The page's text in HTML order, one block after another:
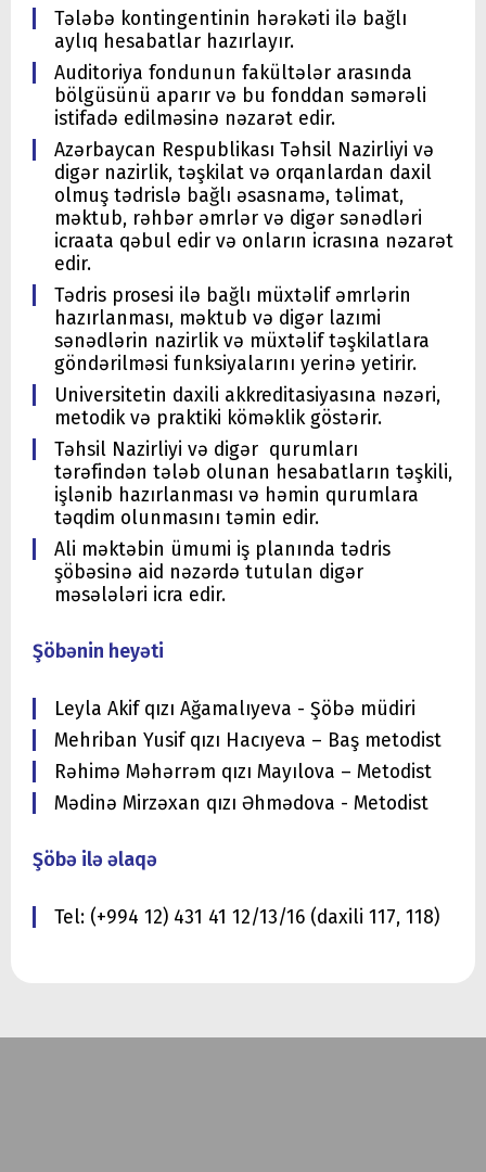
Tələbə kontingentinin hərəkəti ilə bağlı
aylıq hesabatlar hazırlayır.
Auditoriya fondunun fakültələr arasında
bölgüsünü aparır və bu fonddan səmərəli
istifadə edilməsinə nəzarət edir.
Azərbaycan Respublikası Təhsil Nazirliyi və
digər nazirlik, təşkilat və orqanlardan daxil
olmuş tədrislə bağlı əsasnamə, təlimat,
məktub, rəhbər əmrlər və digər sənədləri
icraata qəbul edir və onların icrasına nəzarət
edir.
Tədris prosesi ilə bağlı müxtəlif əmrlərin
hazırlanması, məktub və digər lazımi
sənədlərin nazirlik və müxtəlif təşkilatlara
göndərilməsi funksiyalarını yerinə yetirir.
Universitetin daxili akkreditasiyasına nəzəri,
metodik və praktiki köməklik göstərir.
Təhsil Nazirliyi və digər qurumları
tərəfindən tələb olunan hesabatların təşkili,
işlənib hazırlanması və həmin qurumlara
təqdim olunmasını təmin edir.
Ali məktəbin ümumi iş planında tədris
şöbəsinə aid nəzərdə tutulan digər
məsələləri icra edir.
Şöbənin heyəti
Leyla Akif qızı Ağamalıyeva - Şöbə müdiri
Mehriban Yusif qızı Hacıyeva – Baş metodist
Rəhimə Məhərrəm qızı Mayılova – Metodist
Mədinə Mirzəxan qızı Əhmədova - Metodist
Şöbə ilə əlaqə
Tel: (+994 12) 431 41 12/13/16 (daxili 117, 118)